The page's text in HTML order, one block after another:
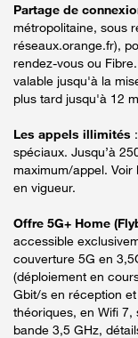
Partage de
métropolitaine, sous
réseaux.orange.fr),
rendez-vous ou
valable jusqu'à la
plus tard jusqu'à 12
Les appels illimités
spéciaux. Jusqu’à
maximum/appel.
en vigueur.
Offre 5G+ Home
accessible
couverture 5G en
(déploiement en
Gbit/s en réception
théoriques, en Wifi
bande 3,5 GHz,